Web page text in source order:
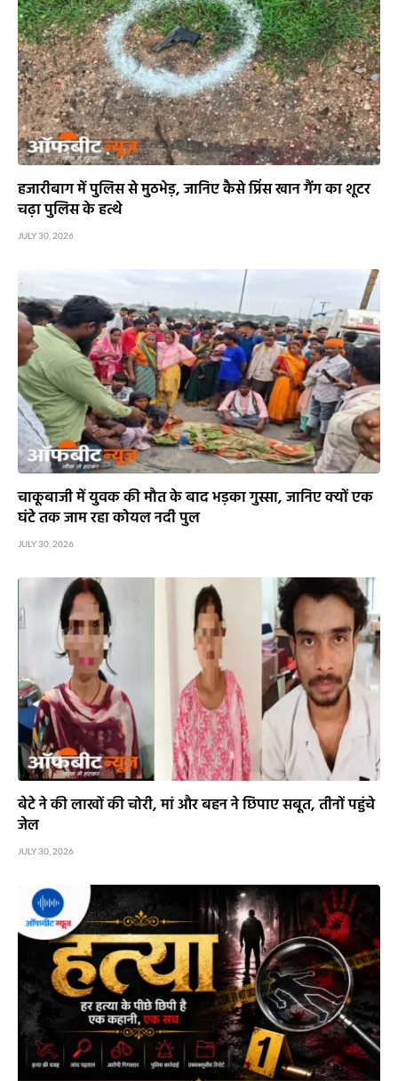
हजारीबाग में पुलिस से मुठभेड़, जानिए कैसे प्रिंस खान गैंग का शूटर
चढ़ा पुलिस के हत्थे
JULY 30, 2026
चाकूबाजी में युवक की मौत के बाद भड़का गुस्सा, जानिए क्यों एक
घंटे तक जाम रहा कोयल नदी पुल
JULY 30, 2026
बेटे ने की लाखों की चोरी, मां और बहन ने छिपाए सबूत, तीनों पहुंचे
जेल
JULY 30, 2026